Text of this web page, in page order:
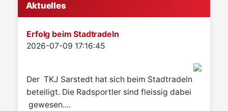
Aktuelles
Erfolg beim Stadtradeln
Details
2026-07-09 17:16:45
Der TKJ Sarstedt hat sich beim Stadtradeln
beteiligt. Die Radsportler sind fleissig dabei
gewesen....